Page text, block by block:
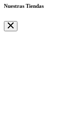
Nuestras Tiendas